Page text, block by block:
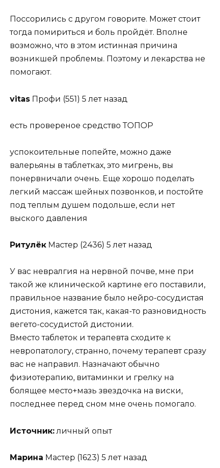
Поссорились с другом говорите. Может стоит
тогда помириться и боль пройдёт. Вполне
возможно, что в этом истинная причина
возникшей проблемы. Поэтому и лекарства не
помогают.
vitas Профи (551) 5 лет назад
есть провереное средство ТОПОР
успокоительные попейте, можно даже
валерьяны в таблетках, это мигрень, вы
понервничали очень. Еще хорошо поделать
легкий массаж шейных позвонков, и постойте
под теплым душем подольше, если нет
выского давления
Ритулёк Мастер (2436) 5 лет назад
У вас невралгия на нервной почве, мне при
такой же клинической картине его поставили,
правильное название было нейро-сосудистая
дистония, кажется так, какая-то разновидность
вегето-сосудистой дистонии.
Вместо таблеток и терапевта сходите к
невропатологу, странно, почему терапевт сразу
вас не направил. Назначают обычно
физиотерапию, витаминки и грелку на
болящее место+мазь звездочка на виски,
последнее перед сном мне очень помогало.
Источник: личный опыт
Марина Мастер (1623) 5 лет назад